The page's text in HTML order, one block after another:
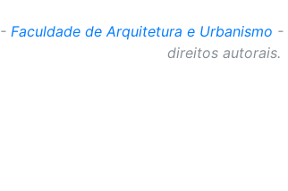
- Faculdade de Arquitetura e Urbanismo -
direitos autorais.